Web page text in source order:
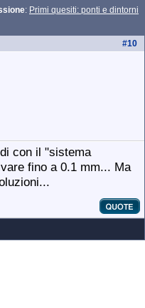
: Primi quesiti: ponti e dintorni
#10
con il "sistema
fino a 0.1 mm... Ma